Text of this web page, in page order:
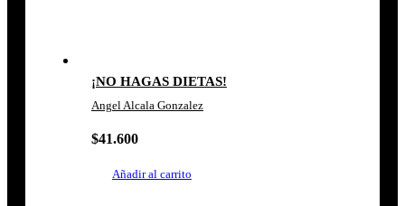
¡NO HAGAS DIETAS!
Angel Alcala Gonzalez
$41.600
Añadir al carrito